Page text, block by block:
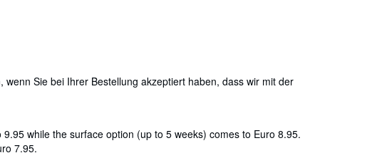
Sie bei Ihrer Bestellung akzeptiert haben, dass wir mit der
while the surface option (up to 5 weeks) comes to Euro 8.95.
7.95.